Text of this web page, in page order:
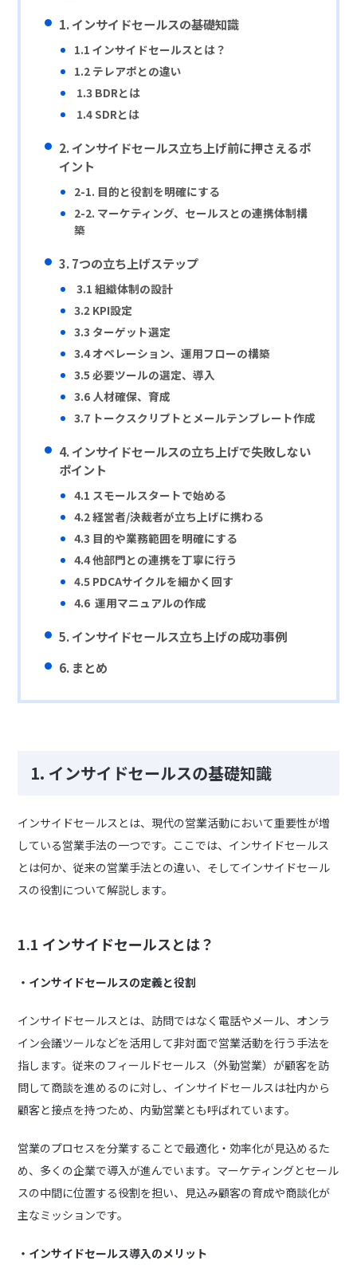
1.インサイドセールスの基礎知識
1.1 インサイドセールスとは？
1.2 テレアポとの違い
1.3 BDRとは
1.4 SDRとは
2.インサイドセールス立ち上げ前に押さえるポ
イント
2-1. 目的と役割を明確にする
2-2. マーケティング、セールスとの連携体制構
築
3.7つの立ち上げステップ
3.1 組織体制の設計
3.2 KPI設定
3.3 ターゲット選定
3.4 オペレーション、運用フローの構築
3.5 必要ツールの選定、導入
3.6 人材確保、育成
3.7 トークスクリプトとメールテンプレート作成
4.インサイドセールスの立ち上げで失敗しない
ポイント
4.1 スモールスタートで始める
4.2経営者/決裁者が立ち上げに携わる
4.3 目的や業務範囲を明確にする
4.4 他部門との連携を丁寧に行う
4.5 PDCAサイクルを細かく回す
4.6 運用マニュアルの作成
5.インサイドセールス立ち上げの成功事例
6. まとめ
1. インサイドセールスの基礎知識
インサイドセールスとは、現代の営業活動において重要性が増
している営業手法の一つです。ここでは、インサイドセールス
とは何か、従来の営業手法との違い、そしてインサイドセール
スの役割について解説します。
1.1 インサイドセールスとは？
・インサイドセールスの定義と役割
インサイドセールスとは、訪問ではなく電話やメール、オンラ
イン会議ツールなどを活用して非対面で営業活動を行う手法を
指します。従来のフィールドセールス（外勤営業）が顧客を訪
問して商談を進めるのに対し、インサイドセールスは社内から
顧客と接点を持つため、内勤営業とも呼ばれています。
営業のプロセスを分業することで最適化・効率化が見込めるた
め、多くの企業で導入が進んでいます。マーケティングとセール
スの中間に位置する役割を担い、見込み顧客の育成や商談化が
主なミッションです。
・インサイドセールス導入のメリット